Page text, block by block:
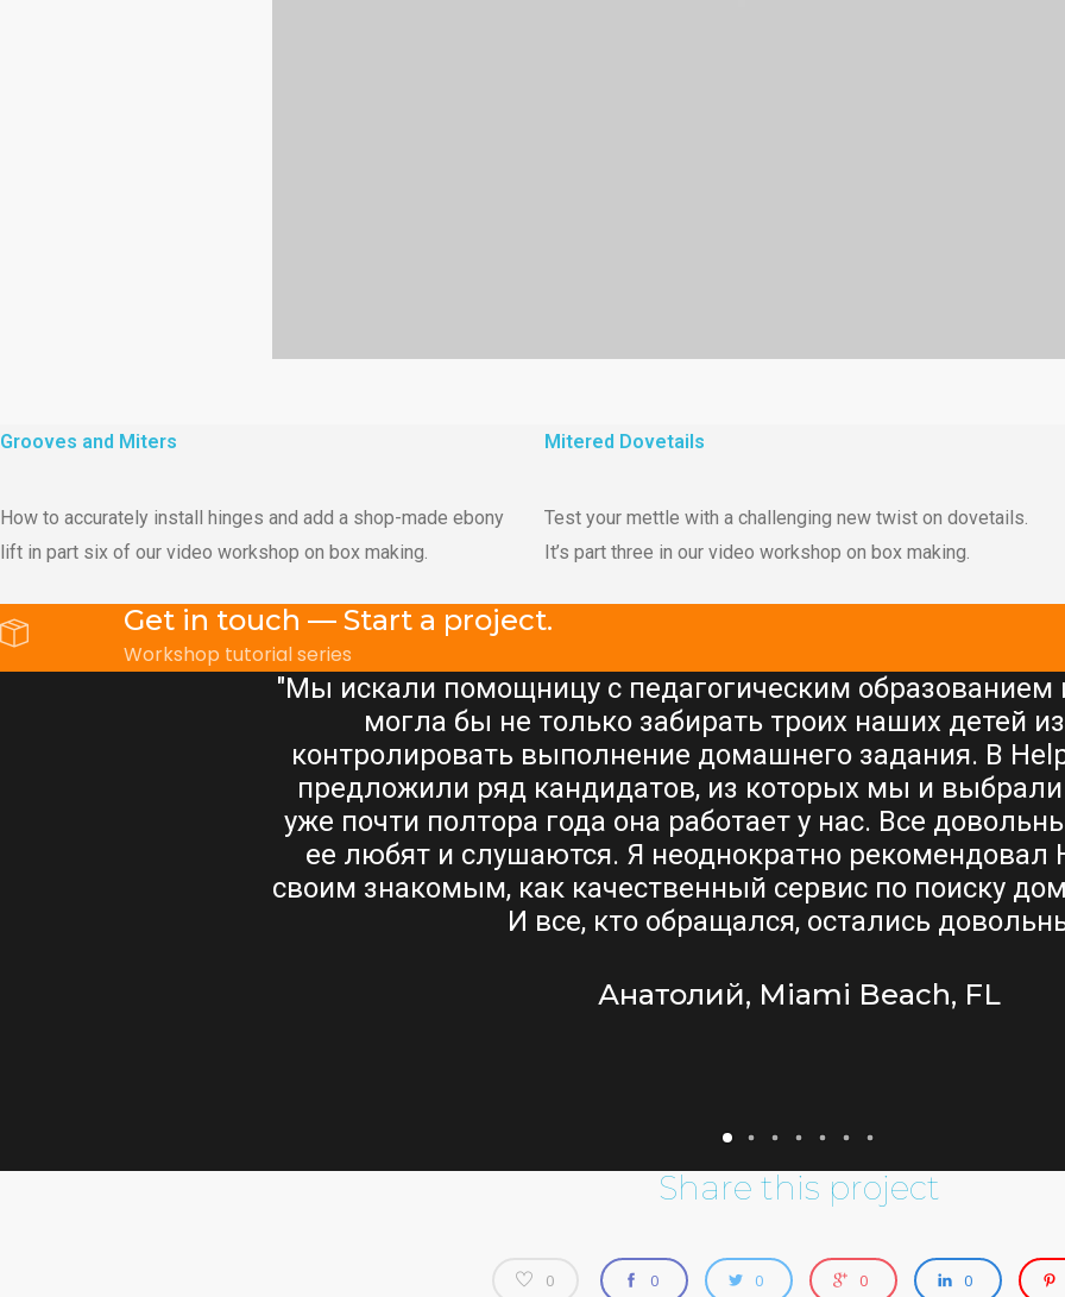
Grooves and Miters
How to accurately install hinges and add a shop-made ebony
lift in part six of our video workshop on box making.
Mitered Dovetails
Test your mettle with a challenging new twist on dovetails.
It’s part three in our video workshop on box making.
Get in touch — Start a project.
Workshop tutorial series
"Мы искали помощницу с педагогическим образованием
могла бы не только забирать троих наших детей
контролировать выполнение домашнего задания. В
предложили ряд кандидатов, из которых мы и
уже почти полтора года она работает у нас. Все
ее любят и слушаются. Я неоднократно рекомендовал
своим знакомым, как качественный сервис по поиску
И все, кто обращался, остались
Анатолий, Miami Beach, FL
Share this project
0 0 0 0 0